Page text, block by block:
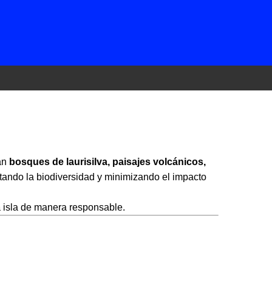
bosques de laurisilva, paisajes volcánicos,
la biodiversidad y minimizando el impacto
de manera responsable.